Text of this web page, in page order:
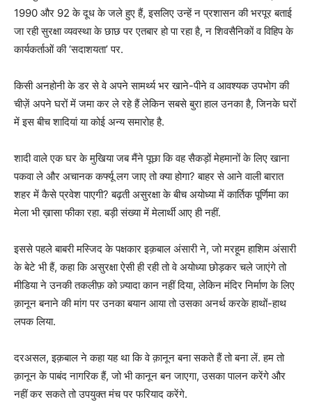
1990 और 92 के दूध के जले हुए हैं, इसलिए उन्हें न प्रशासन की भरपूर बताई
जा रही सुरक्षा व्यवस्था के छाछ पर एतबार हो पा रहा है, न शिवसैनिकों व विहिप के
कार्यकर्ताओं की ‘सदाशयता’ पर.
किसी अनहोनी के डर से वे अपने सामर्थ्य भर खाने-पीने व आवश्यक उपभोग की
चीज़ें अपने घरों में जमा कर ले रहे हैं लेकिन सबसे बुरा हाल उनका है, जिनके घरों
में इस बीच शादियां या कोई अन्य समारोह है.
शादी वाले एक घर के मुखिया जब मैंने पूछा कि वह सैकड़ों मेहमानों के लिए खाना
पकवा ले और अचानक कर्फ्यू लग जाए तो क्या होगा? बाहर से आने वाली बारात
शहर में कैसे प्रवेश पाएगी? बढ़ती असुरक्षा के बीच अयोध्या में कार्तिक पूर्णिमा का
मेला भी ख़ासा फीका रहा. बड़ी संख्या में मेलार्थी आए ही नहीं.
इससे पहले बाबरी मस्जिद के पक्षकार इक़बाल अंसारी ने, जो मरहूम हाशिम अंसारी
के बेटे भी हैं, कहा कि असुरक्षा ऐसी ही रही तो वे अयोध्या छोड़कर चले जाएंगे तो
मीडिया ने उनकी तकलीफ़ को ज़्यादा कान नहीं दिया, लेकिन मंदिर निर्माण के लिए
क़ानून बनाने की मांग पर उनका बयान आया तो उसका अनर्थ करके हाथों-हाथ
लपक लिया.
दरअसल, इक़बाल ने कहा यह था कि वे क़ानून बना सकते हैं तो बना लें. हम तो
क़ानून के पाबंद नागरिक हैं, जो भी कानून बन जाएगा, उसका पालन करेंगे और
नहीं कर सकते तो उपयुक्त मंच पर फरियाद करेंगे.